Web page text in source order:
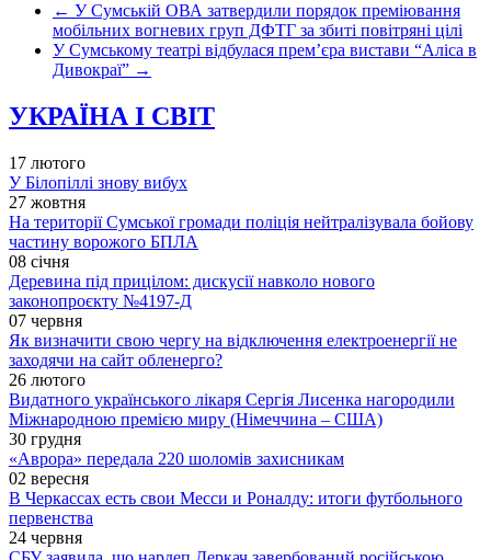
← У Сумській ОВА затвердили порядок преміювання
мобільних вогневих груп ДФТГ за збиті повітряні цілі
У Сумському театрі відбулася прем’єра вистави “Аліса в
Дивокраї” →
УКРАЇНА І СВІТ
17 лютого
У Білопіллі знову вибух
27 жовтня
На території Сумської громади поліція нейтралізувала бойову
частину ворожого БПЛА
08 січня
Деревина під прицілом: дискусії навколо нового
законопроєкту №4197-Д
07 червня
Як визначити свою чергу на відключення електроенергії не
заходячи на сайт обленерго?
26 лютого
Видатного українського лікаря Сергія Лисенка нагородили
Міжнародною премією миру (Німеччина – США)
30 грудня
«Аврора» передала 220 шоломів захисникам
02 вересня
В Черкассах есть свои Месси и Роналду: итоги футбольного
первенства
24 червня